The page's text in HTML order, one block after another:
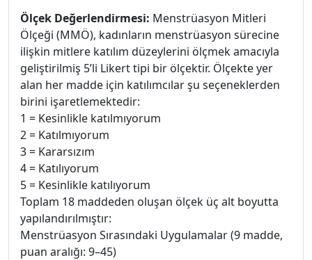
Ölçek Değerlendirmesi: Menstrüasyon Mitleri
Ölçeği (MMÖ), kadınların menstrüasyon sürecine
ilişkin mitlere katılım düzeylerini ölçmek amacıyla
geliştirilmiş 5’li Likert tipi bir ölçektir. Ölçekte yer
alan her madde için katılımcılar şu seçeneklerden
birini işaretlemektedir:
1 = Kesinlikle katılmıyorum
2 = Katılmıyorum
3 = Kararsızım
4 = Katılıyorum
5 = Kesinlikle katılıyorum
Toplam 18 maddeden oluşan ölçek üç alt boyutta
yapılandırılmıştır:
Menstrüasyon Sırasındaki Uygulamalar (9 madde,
puan aralığı: 9–45)